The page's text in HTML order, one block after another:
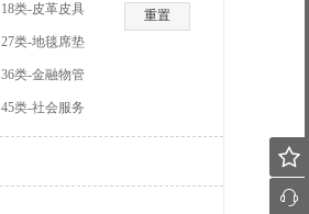
重置
18类-皮革皮具
27类-地毯席垫
36类-金融物管
45类-社会服务

